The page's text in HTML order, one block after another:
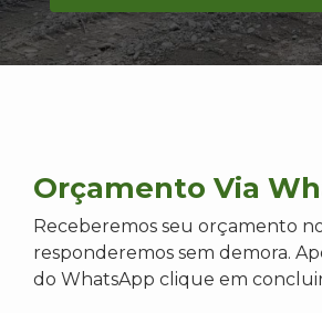
Orçamento Via
Receberemos seu orçamento
responderemos sem demora.
do WhatsApp clique em